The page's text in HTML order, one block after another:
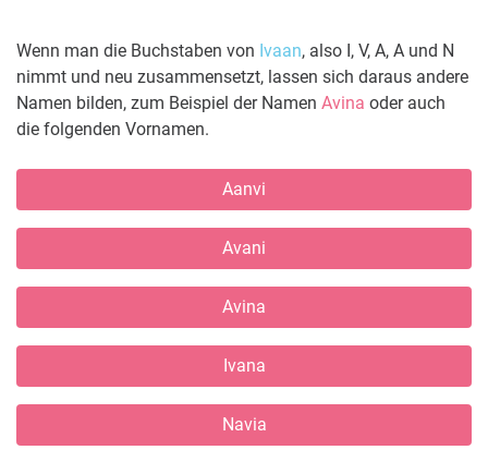
Wenn man die Buchstaben von Ivaan, also I, V, A, A und N
nimmt und neu zusammensetzt, lassen sich daraus andere
Namen bilden, zum Beispiel der Namen Avina oder auch
die folgenden Vornamen.
Aanvi
Avani
Avina
Ivana
Navia